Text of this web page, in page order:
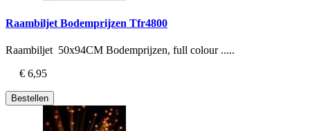
Raambiljet Bodemprijzen Tfr4800
Raambiljet 50x94CM Bodemprijzen, full colour .....
€ 6,95
Bestellen